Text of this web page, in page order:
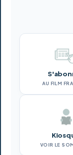
AU FILM
VOIR LE